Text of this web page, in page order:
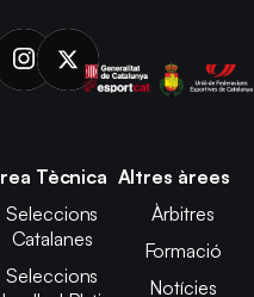
Tècnica
Seleccions
Catalanes
Seleccions
Altres àrees
Àrbitres
Formació
Notícies